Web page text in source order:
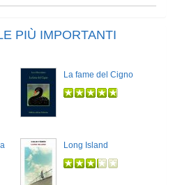
PIÙ IMPORTANTI
La fame del Cigno
Long Island